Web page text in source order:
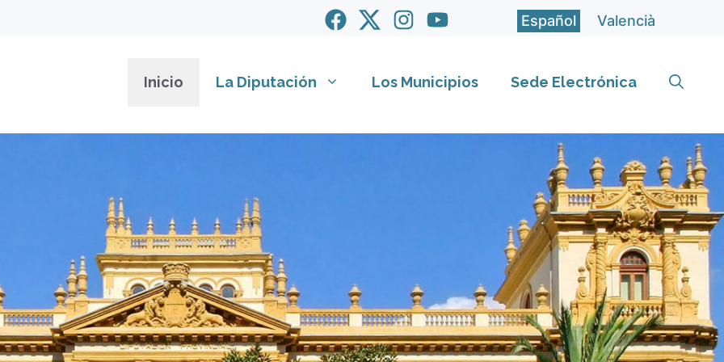
Español Valencià
Inicio La Diputación Los Municipios Sede Electrónica